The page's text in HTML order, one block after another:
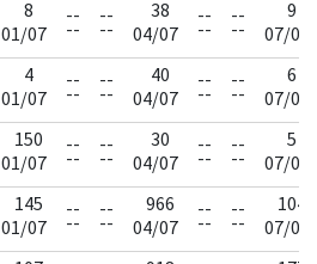
8
01/07
--
--
--
--
38
04/07
--
--
--
--
9
07/07
4
01/07
--
--
--
--
40
04/07
--
--
--
--
6
07/07
150
01/07
--
--
--
--
30
04/07
--
--
--
--
5
07/07
145
01/07
--
--
--
--
966
04/07
--
--
--
--
104
07/07